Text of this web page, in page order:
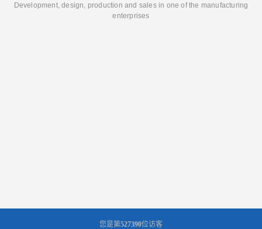
Development, design, production and sales in one of the manufacturing
enterprises
您是第527390位访客